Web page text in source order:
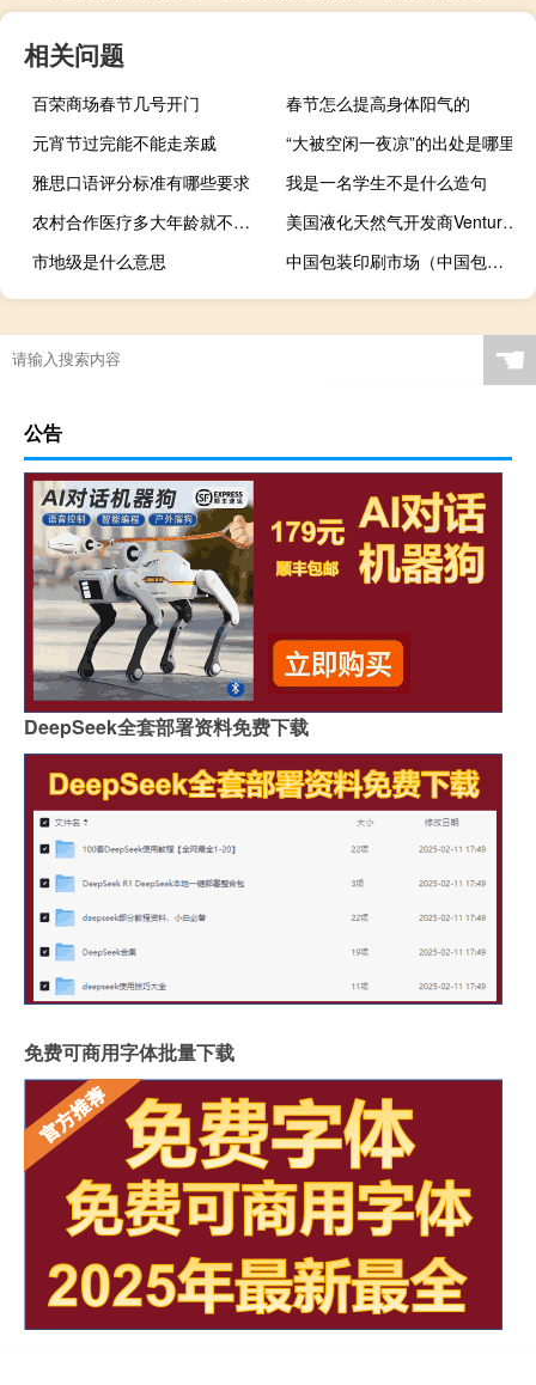
相关问题
百荣商场春节几号开门
春节怎么提高身体阳气的
元宵节过完能不能走亲戚
“大被空闲一夜凉”的出处是哪里
雅思口语评分标准有哪些要求
我是一名学生不是什么造句
农村合作医疗多大年龄就不用交了
美国液化天然气开发商Venture Global首席执行官：随着更多液化天然气产能上线短期市场的流动性和交易能力得到改善但需求也在迅速增长
市地级是什么意思
中国包装印刷市场（中国包装印刷网）
☚
公告
DeepSeek全套部署资料免费下载
免费可商用字体批量下载